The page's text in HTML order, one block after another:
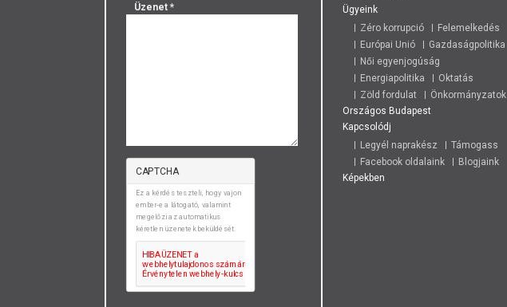
Üzenet *
CAPTCHA
Ez a kérdés teszteli, hogy vajon
ember-e a látogató, valamint
megelőzi az automatikus
kéretlen üzenetek beküldését.
Ügyeink
Zéro korrupció
Felemelkedés
Európai Unió
Gazdaságpolitika
Női egyenjogúság
Energiapolitika
Oktatás
Zöld fordulat
Önkormányzatok
Országos Budapest
Kapcsolódj
Legyél naprakész
Támogass
Facebook oldalaink
Blogjaink
Képekben